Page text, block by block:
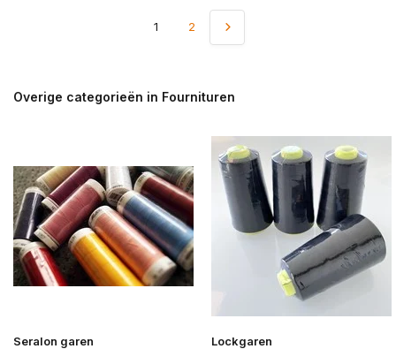
1 2
Overige categorieën in Fournituren
Seralon garen Lockgaren